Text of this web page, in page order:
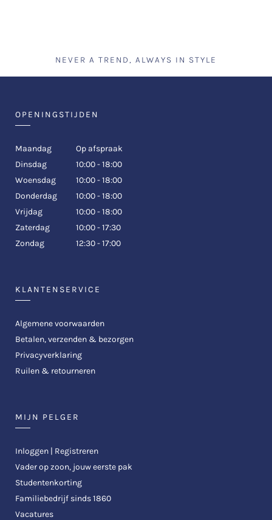
NEVER A TREND, ALWAYS IN STYLE
OPENINGSTIJDEN
Maandag
Op afspraak
Dinsdag
10:00 - 18:00
Woensdag
10:00 - 18:00
Donderdag
10:00 - 18:00
Vrijdag
10:00 - 18:00
Zaterdag
10:00 - 17:30
Zondag
12:30 - 17:00
KLANTENSERVICE
Algemene voorwaarden
Betalen, verzenden & bezorgen
Privacyverklaring
Ruilen & retourneren
MIJN PELGER
Inloggen | Registreren
Vader op zoon, jouw eerste pak
Studentenkorting
Familiebedrijf sinds 1860
Vacatures